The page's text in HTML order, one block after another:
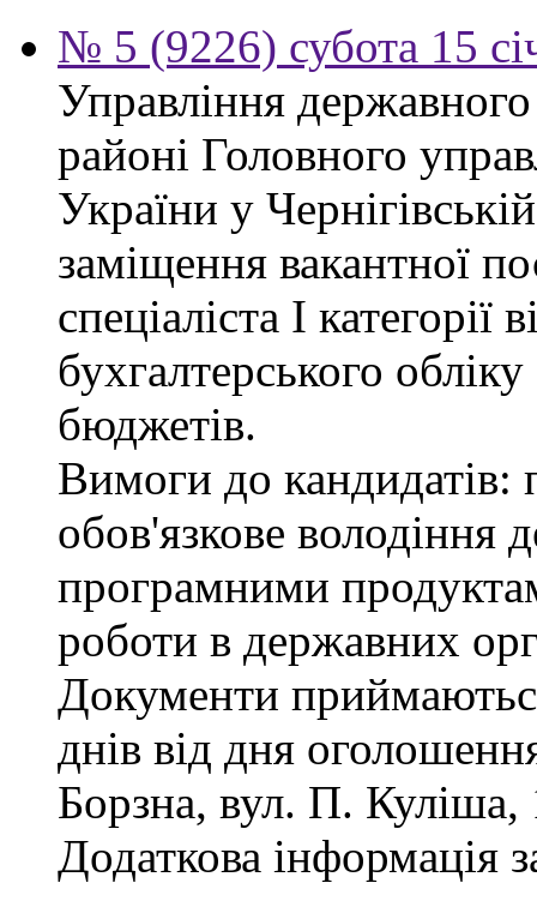
№ 5 (9226) субота 15
Управління
районі Головного
України у
заміщення вакантної
спеціаліста І категорії
бухгалтерського
бюджетів.
Вимоги до кандидатів:
обов'язкове
програмними
роботи в державних
Документи
днів від дня
Борзна, вул. П. Куліша,
Додаткова інформація